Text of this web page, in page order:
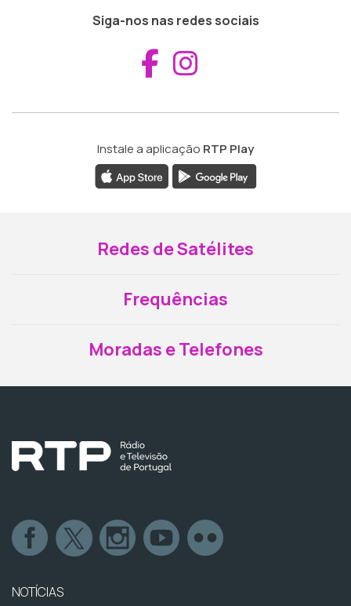
Siga-nos nas redes sociais
Aceder ao
Instale a aplicação RTP Play
Redes de Satélites
Frequências
Moradas e Telefones
NOTÍCIAS